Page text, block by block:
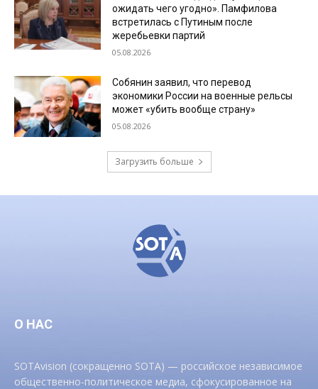
ожидать чего угодно». Памфилова
встретилась с Путиным после
жеребьевки партий
05.08.2026
Собянин заявил, что перевод
экономики России на военные рельсы
может «убить вообще страну»
05.08.2026
Загрузить больше
О НАС
SOTAvision (сокращенно SOTA) — российское независимое
общественно-политическое медиа, сфокусированное на